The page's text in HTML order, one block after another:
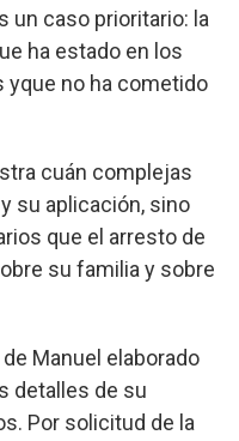
un caso prioritario: la
ha estado en los
yque no ha cometido
cuán complejas
su aplicación, sino
que el arresto de
su familia y sobre
Manuel elaborado
detalles de su
Por solicitud de la